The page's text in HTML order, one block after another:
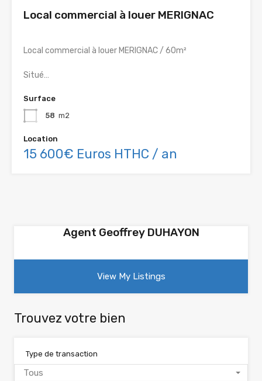
Local commercial à louer MERIGNAC
Local commercial à louer MERIGNAC / 60m²
Situé…
Surface
58 m2
Location
15 600€ Euros HTHC / an
Agent Geoffrey DUHAYON
View My Listings
Trouvez votre bien
Type de transaction
Tous